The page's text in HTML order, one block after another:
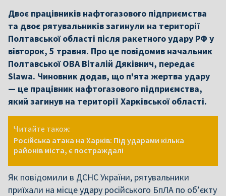
Двоє працівників нафтогазового підприємства
та двоє рятувальників загинули на території
Полтавської області після ракетного удару РФ у
вівторок, 5 травня. Про це повідомив начальник
Полтавської ОВА Віталій Дяківнич, передає
Slawa. Чиновник додав, що п'ята жертва удару
— це працівник нафтогазового підприємства,
який загинув на території Харківської області.
Читайте також:
Російська атака на Харків: Під ударами кілька
районів міста, є постраждалі
Як повідомили в ДСНС України, рятувальники
приїхали на місце удару російського БпЛА по об’єкту